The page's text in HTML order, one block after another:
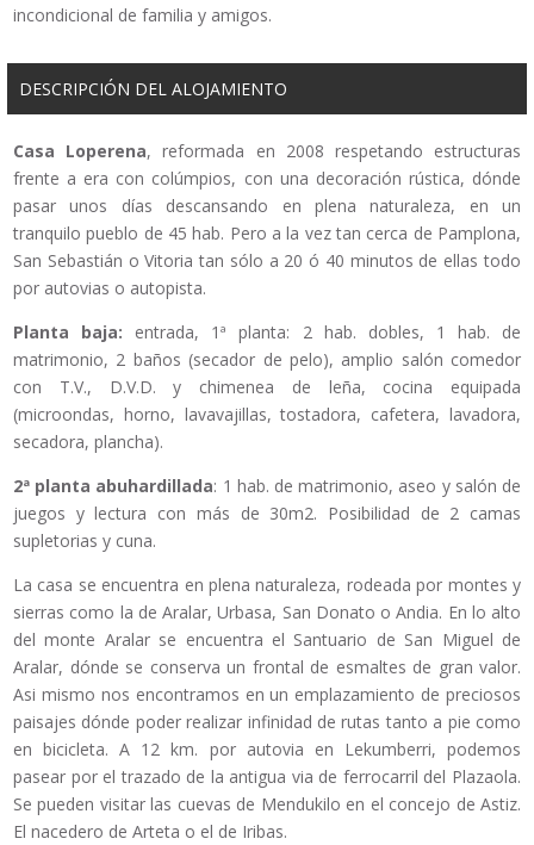
incondicional de familia y amigos.
DESCRIPCIÓN DEL ALOJAMIENTO
Casa Loperena, reformada en 2008 respetando estructuras
frente a era con colúmpios, con una decoración rústica, dónde
pasar unos días descansando en plena naturaleza, en un
tranquilo pueblo de 45 hab. Pero a la vez tan cerca de Pamplona,
San Sebastián o Vitoria tan sólo a 20 ó 40 minutos de ellas todo
por autovias o autopista.
Planta baja: entrada, 1ª planta: 2 hab. dobles, 1 hab. de
matrimonio, 2 baños (secador de pelo), amplio salón comedor
con T.V., D.V.D. y chimenea de leña, cocina equipada
(microondas, horno, lavavajillas, tostadora, cafetera, lavadora,
secadora, plancha).
2ª planta abuhardillada: 1 hab. de matrimonio, aseo y salón de
juegos y lectura con más de 30m2. Posibilidad de 2 camas
supletorias y cuna.
La casa se encuentra en plena naturaleza, rodeada por montes y
sierras como la de Aralar, Urbasa, San Donato o Andia. En lo alto
del monte Aralar se encuentra el Santuario de San Miguel de
Aralar, dónde se conserva un frontal de esmaltes de gran valor.
Asi mismo nos encontramos en un emplazamiento de preciosos
paisajes dónde poder realizar infinidad de rutas tanto a pie como
en bicicleta. A 12 km. por autovia en Lekumberri, podemos
pasear por el trazado de la antigua via de ferrocarril del Plazaola.
Se pueden visitar las cuevas de Mendukilo en el concejo de Astiz.
El nacedero de Arteta o el de Iribas.